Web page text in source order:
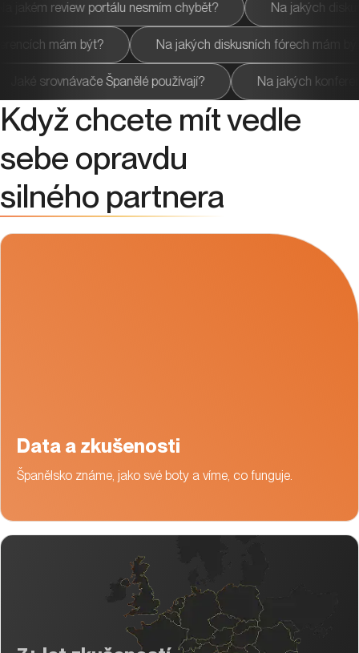
Na jakém review portálu nesmím chybět?
Na jakých diskusních fórech mám být? Na
servis? Jaké srovnávače Španělé používají?
Když chcete mít vedle
sebe opravdu
silného partnera
Data a zkušenosti
Španělsko známe, jako své boty a víme, co funguje.